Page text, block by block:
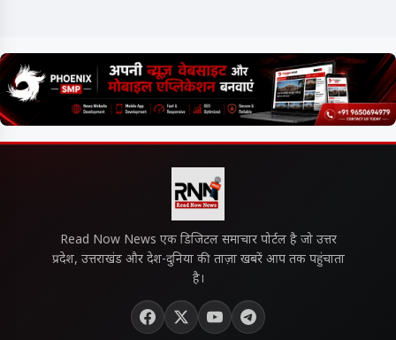
Read Now News एक डिजिटल समाचार पोर्टल है जो उत्तर
प्रदेश, उत्तराखंड और देश-दुनिया की ताज़ा खबरें आप तक पहुंचाता
है।